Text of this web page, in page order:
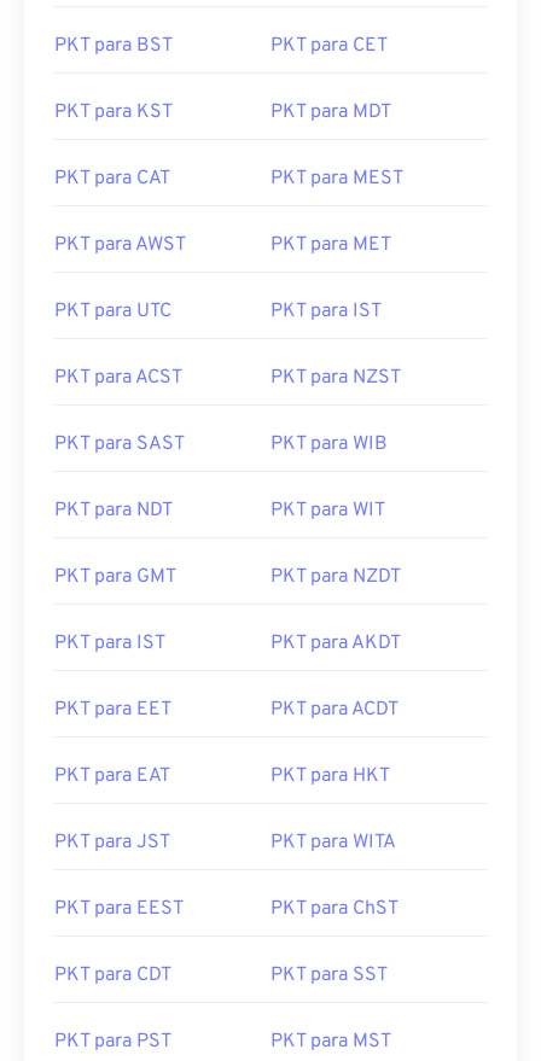
PKT para BST PKT para CET
PKT para KST PKT para MDT
PKT para CAT PKT para MEST
PKT para AWST PKT para MET
PKT para UTC PKT para IST
PKT para ACST PKT para NZST
PKT para SAST PKT para WIB
PKT para NDT PKT para WIT
PKT para GMT PKT para NZDT
PKT para IST PKT para AKDT
PKT para EET PKT para ACDT
PKT para EAT PKT para HKT
PKT para JST PKT para WITA
PKT para EEST PKT para ChST
PKT para CDT PKT para SST
PKT para PST PKT para MST